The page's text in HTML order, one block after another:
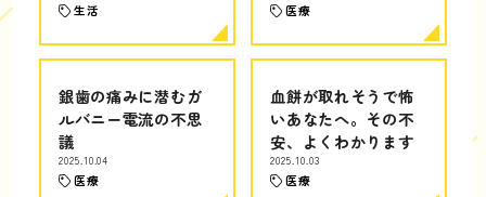
生活 医療
銀歯の痛みに潜むガ
ルバニー電流の不思
議
2025.10.04
医療
血餅が取れそうで怖
いあなたへ。その不
安、よくわかります
2025.10.03
医療